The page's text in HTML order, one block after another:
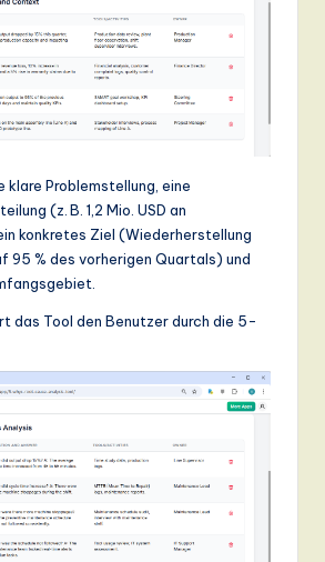
klare Problemstellung, eine
(z. B. 1,2 Mio. USD an
konkretes Ziel (Wiederherstellung
95 % des vorherigen Quartals) und
das Tool den Benutzer durch die 5-